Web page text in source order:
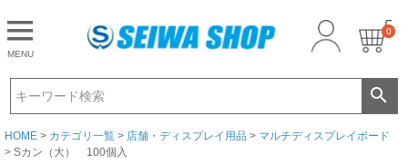
MENU
0
HOME カテゴリ一覧 店舗・ディスプレイ用品
マルチディスプレイボード
Sカン（大） 100個入
CLOSE
ログイン